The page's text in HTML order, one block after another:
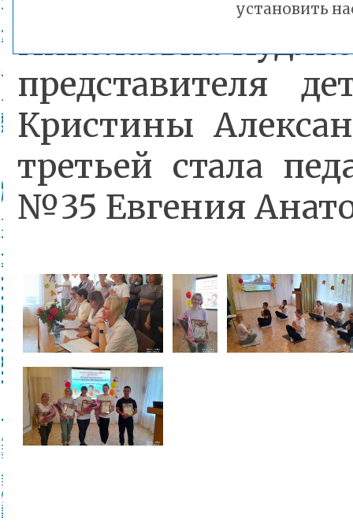
Николаевна
представителя
Кристины
третьей стала
№35 Евгения
установить